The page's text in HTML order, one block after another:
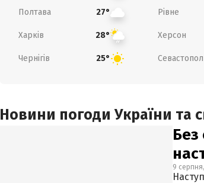
Полтава 27° Рівне
Харків 28° Херсон
Чернігів 25°
Новини погоди України та
Без
9 серпня,